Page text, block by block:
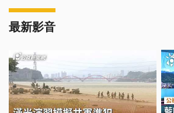
最新影音